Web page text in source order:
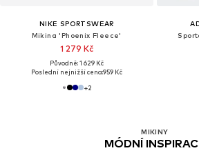
NIKE SPORTSWEAR
Mikina 'Phoenix Fleece'
1 279 Kč
Původně: 1 629 Kč
Poslední nejnižší cena:959 Kč
+2
MIKINY
MÓDNÍ